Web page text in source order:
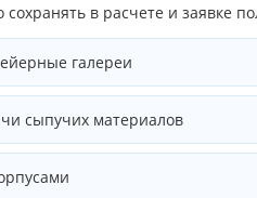
в расчете и заявке
галереи
сыпучих материалов